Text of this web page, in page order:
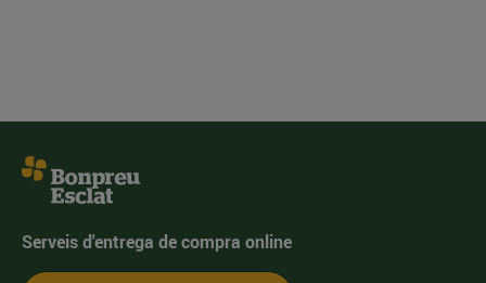
Serveis d'entrega de compra online